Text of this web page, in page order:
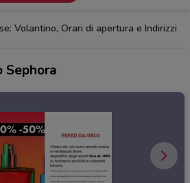
Volantino, Orari di apertura e Indirizzi
Sephora